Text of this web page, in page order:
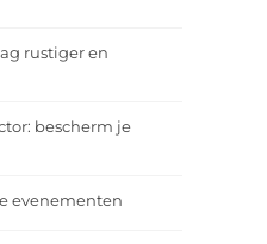
rustiger en
bescherm je
evenementen